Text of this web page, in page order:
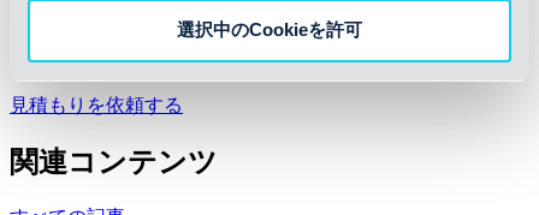
選択中のCookieを許可
クトのあるソリューションを構築することができる。
スティクスネットワークを構築する。
見積もりを依頼する
関連コンテンツ